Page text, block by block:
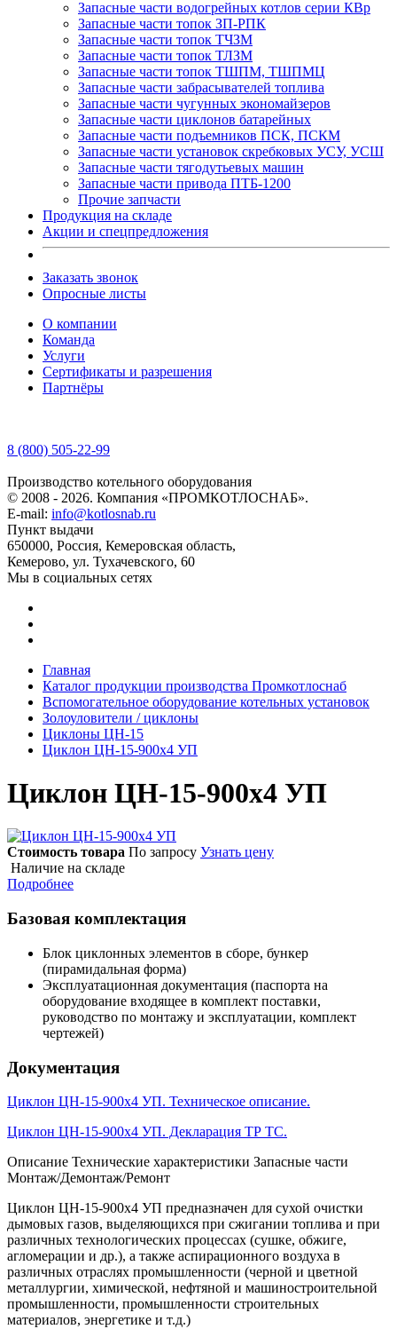
Запасные части водогрейных котлов серии КВр
Запасные части топок ЗП-РПК
Запасные части топок ТЧЗМ
Запасные части топок ТЛЗМ
Запасные части топок ТШПМ, ТШПМЦ
Запасные части забрасывателей топлива
Запасные части чугунных экономайзеров
Запасные части циклонов батарейных
Запасные части подъемников ПСК, ПСКМ
Запасные части установок скребковых УСУ, УСШ
Запасные части тягодутьевых машин
Запасные части привода ПТБ-1200
Прочие запчасти
Продукция на складе
Акции и спецпредложения
Заказать звонок
Опросные листы
О компании
Команда
Услуги
Сертификаты и разрешения
Партнёры
8 (800) 505-22-99
Производство котельного оборудования
© 2008 - 2026. Компания «ПРОМКОТЛОСНАБ».
E-mail: info@kotlosnab.ru
Пункт выдачи
650000, Россия, Кемеровская область,
Кемерово, ул. Тухачевского, 60
Мы в социальных сетях
Главная
Каталог продукции производства Промкотлоснаб
Вспомогательное оборудование котельных установок
Золоуловители / циклоны
Циклоны ЦН-15
Циклон ЦН-15-900х4 УП
Циклон ЦН-15-900х4 УП
Стоимость товара По запросу Узнать цену
Наличие на складе
Подробнее
Базовая комплектация
Блок циклонных элементов в сборе, бункер
(пирамидальная форма)
Эксплуатационная документация (паспорта на
оборудование входящее в комплект поставки,
руководство по монтажу и эксплуатации, комплект
чертежей)
Документация
Циклон ЦН-15-900х4 УП. Техническое описание.
Циклон ЦН-15-900х4 УП. Декларация ТР ТС.
Описание Технические характеристики Запасные части
Монтаж/Демонтаж/Ремонт
Циклон ЦН-15-900х4 УП предназначен для сухой очистки
дымовых газов, выделяющихся при сжигании топлива и при
различных технологических процессах (сушке, обжиге,
агломерации и др.), а также аспирационного воздуха в
различных отраслях промышленности (черной и цветной
металлургии, химической, нефтяной и машиностроительной
промышленности, промышленности строительных
материалов, энергетике и т.д.)